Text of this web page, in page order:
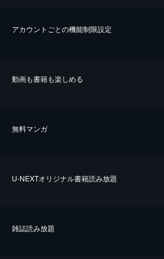
アカウントごとの機能制限設定
動画も書籍も楽しめる
無料マンガ
U-NEXTオリジナル書籍読み放題
雑誌読み放題